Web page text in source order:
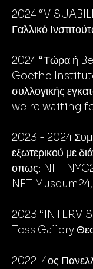
2024
Γαλλικό
2024 “Τώρα ή
Goethe Institute
συλλογικής
we're waiting
2023 - 2024
εξωτερικού με
οπως:
NFT
2023
Toss Gallery
2022: 4ος